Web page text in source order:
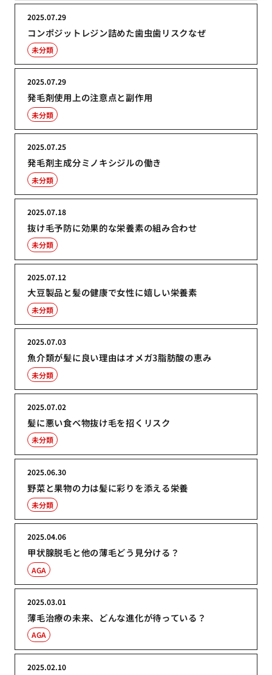
コンポジットレジン詰めた歯虫歯リスクなぜ
2025.07.29
未分類
発毛剤使用上の注意点と副作用
2025.07.29
未分類
発毛剤主成分ミノキシジルの働き
2025.07.25
未分類
抜け毛予防に効果的な栄養素の組み合わせ
2025.07.18
未分類
大豆製品と髪の健康で女性に嬉しい栄養素
2025.07.12
未分類
魚介類が髪に良い理由はオメガ3脂肪酸の恵み
2025.07.03
未分類
髪に悪い食べ物抜け毛を招くリスク
2025.07.02
未分類
野菜と果物の力は髪に彩りを添える栄養
2025.06.30
未分類
甲状腺脱毛と他の薄毛どう見分ける？
2025.04.06
AGA
薄毛治療の未来、どんな進化が待っている？
2025.03.01
AGA
2025.02.10